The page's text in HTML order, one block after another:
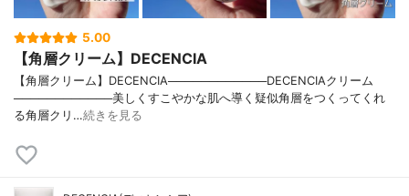
5.00
【角層クリーム】DECENCIA
【角層クリーム】DECENCIA────────────DECENCIAクリーム
────────────美しくすこやかな肌へ導く疑似角層をつくってくれ
る角層クリ…続きを見る